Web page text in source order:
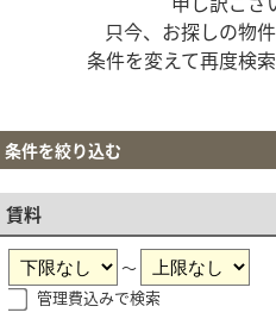
只今、お探しの物
条件を変えて再度検
条件を絞り込む
賃料
～
管理費込みで検索